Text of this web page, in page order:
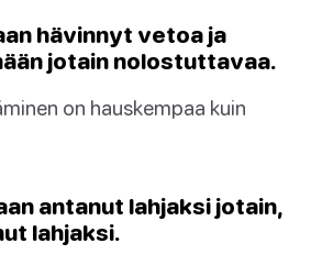
hävinnyt vetoa ja
jotain nolostuttavaa.
on hauskempaa kuin
antanut lahjaksi jotain,
lahjaksi.